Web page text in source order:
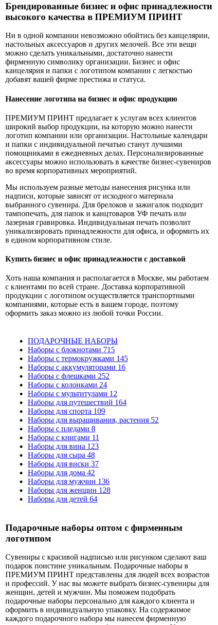
Брендированные бизнес и офис принадлежности
высокого качества в ПРЕМИУМ ПРИНТ
Ни в одной компании невозможно обойтись без канцелярии,
настольных аксессуаров и других мелочей. Все эти вещи
можно сделать уникальными, достаточно нанести
фирменную символику организации. Бизнес и офис
канцелярия и папки с логотипом компании с легкостью
добавят вашей фирме престижа и статуса.
Нанесение логотипа на бизнес и офис продукцию
ПРЕМИУМ ПРИНТ предлагает к услугам всех клиентов
широкий выбор продукции, на которую можно нанести
логотип компании или организации. Настольные календари
и папки с индивидуальной печатью станут лучшими
помощниками в ежедневных делах. Персонализированные
аксессуары можно использовать в качестве бизнес-сувениров
во время корпоративных мероприятий.
Мы используем разные методы нанесения рисунка или
надписи, которые зависят от исходного материала
выбранного сувенира. Для брелоков и зажигалок подходит
тампопечать, для папок и канцтоваров УФ печать или
лазерная гравировка. Индивидуальная печать позволит
уникализировать принадлежности для офиса, и оформить их
в едином корпоративном стиле.
Купить бизнес и офис принадлежности с доставкой
Хоть наша компания и располагается в Москве, мы работаем
с клиентами по всей стране. Доставка корпоративной
продукции с логотипом осуществляется транспортными
компаниями, которые есть в вашем городе, поэтому
оформить заказ можно из любой точки России.
ПОДАРОЧНЫЕ НАБОРЫ
Наборы с блокнотами 715
Наборы с термокружками 145
Наборы с аккумуляторами 16
Наборы с флешками 252
Наборы с колонками 24
Наборы с мультитулами 12
Наборы для путешествий 164
Наборы для спорта 109
Наборы для выращивания, растения 52
Наборы с пледами 8
Наборы с книгами 11
Наборы для вина 123
Наборы для сыра 48
Наборы для виски 37
Наборы для дома 42
Наборы для мужчин 136
Наборы для женщин 128
Наборы для детей 64
Подарочные наборы оптом с фирменным
логотипом
Сувениры с красивой надписью или рисунком сделают ваш
подарок поистине уникальным. Подарочные наборы в
ПРЕМИУМ ПРИНТ представлены для людей всех возрастов
и профессий. У нас вы можете выбрать бизнес-сувениры для
женщин, детей и мужчин. Мы поможем подобрать
подарочные наборы персонально для каждого клиента и
оформить в индивидуальную упаковку. На содержимое
каждого подарочного набора мы нанесем фирменную